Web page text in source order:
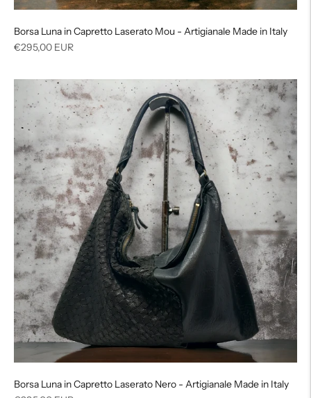
Borsa Luna in Capretto Laserato Mou - Artigianale Made in Italy
Prezzo
listino
€295,00 EUR
Borsa Luna in Capretto Laserato Nero - Artigianale Made in Italy